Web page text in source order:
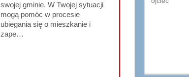
swojej gminie. W Twojej sytuacji
mogą pomóc w procesie
ubiegania się o mieszkanie i
zape…